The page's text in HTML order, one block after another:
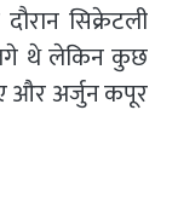
सिक्रेटली
लगे थे लेकिन कुछ
और अर्जुन कपूर